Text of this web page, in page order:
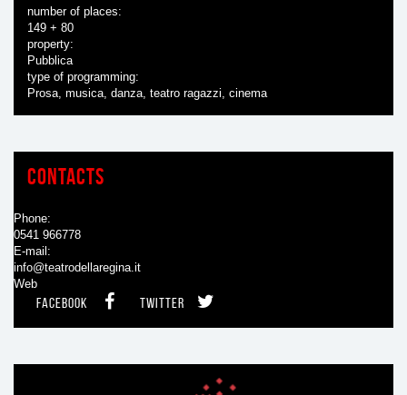
number of places
149 + 80
property
Pubblica
type of programming
Prosa, musica, danza, teatro ragazzi, cinema
Contacts
Phone
0541 966778
E-mail
info@teatrodellaregina.it
Web
FACEBOOK TWITTER